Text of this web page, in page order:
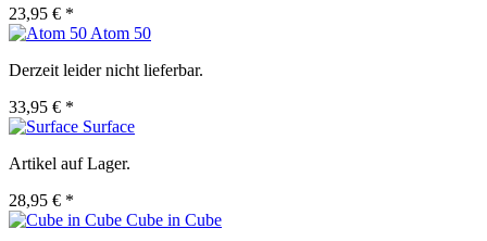
23,95 € *
Atom 50
Derzeit leider nicht lieferbar.
33,95 € *
Surface
Artikel auf Lager.
28,95 € *
Cube in Cube